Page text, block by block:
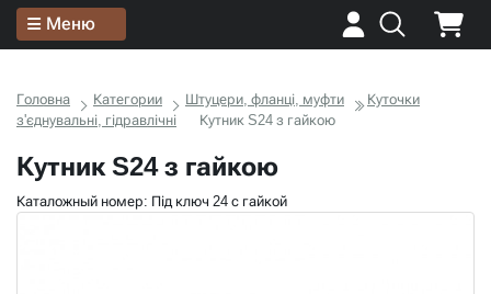
Меню
Головна Категории Штуцери, фланці, муфти
Куточки
з'єднувальні, гідравлічні
Кутник S24 з гайкою
Кутник S24 з гайкою
Каталожный номер: Під ключ 24 с гайкой